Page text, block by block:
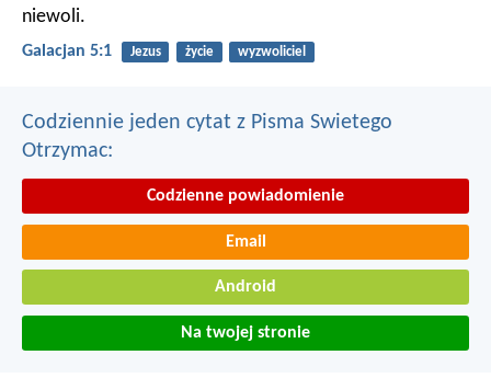
niewoli.
Galacjan 5:1 Jezus życie wyzwoliciel
Codziennie jeden cytat z Pisma Swietego
Otrzymac:
Codzienne powiadomienie
Email
Android
Na twojej stronie